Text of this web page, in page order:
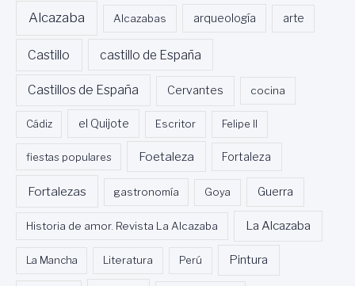
Alcazaba Alcazabas arqueología arte
Castillo castillo de España
Castillos de España Cervantes cocina
Cádiz el Quijote Escritor Felipe II
fiestas populares Foetaleza Fortaleza
Fortalezas gastronomía Goya Guerra
Historia de amor. Revista La Alcazaba La Alcazaba
La Mancha Literatura Perú Pintura